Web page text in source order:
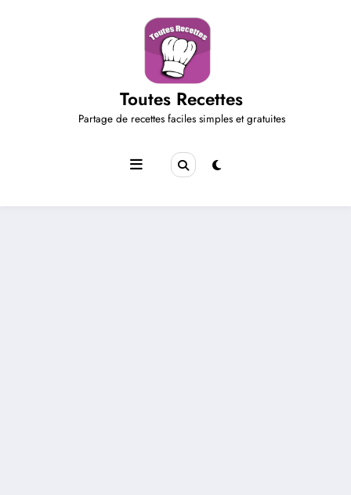
Toutes Recettes
Partage de recettes faciles simples et gratuites